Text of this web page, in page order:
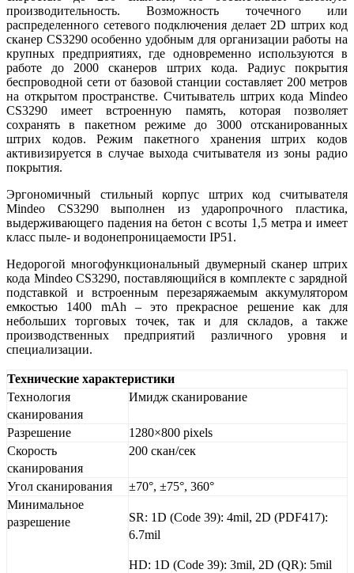
производительность. Возможность точечного или
распределенного сетевого подключения делает 2D штрих код
сканер CS3290 особенно удобным для организации работы на
крупных предприятиях, где одновременно используются в
работе до 2000 сканеров штрих кода. Радиус покрытия
беспроводной сети от базовой станции составляет 200 метров
на открытом пространстве. Считыватель штрих кода Mindeo
CS3290 имеет встроенную память, которая позволяет
сохранять в пакетном режиме до 3000 отсканированных
штрих кодов. Режим пакетного хранения штрих кодов
активизируется в случае выхода считывателя из зоны радио
покрытия.
Эргономичный стильный корпус штрих код считывателя
Mindeo CS3290 выполнен из ударопрочного пластика,
выдерживающего падения на бетон с всоты 1,5 метра и имеет
класс пыле- и водонепроницаемости IP51.
Недорогой многофункциональный двумерный сканер штрих
кода Mindeo CS3290, поставляющийся в комплекте с зарядной
подставкой и встроенным перезаряжаемым аккумулятором
емкостью 1400 mAh – это прекрасное решение как для
небольших торговых точек, так и для складов, а также
производственных предприятий различного уровня и
специализации.
Технические характеристики
Технология
сканирования
Имидж сканирование
Разрешение
1280×800 pixels
Скорость
сканирования
200 скан/сек
Угол сканирования
±70°, ±75°, 360°
Минимальное
разрешение
SR: 1D (Code 39): 4mil, 2D (PDF417):
6.7mil
HD: 1D (Code 39): 3mil, 2D (QR): 5mil